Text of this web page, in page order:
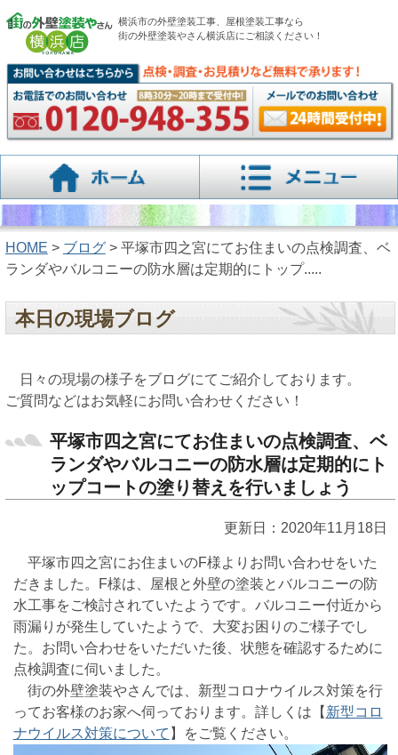
横浜市の外壁塗装工事、屋根塗装工事なら
街の外壁塗装やさん横浜店にご相談ください！
HOME > ブログ> 平塚市四之宮にてお住まいの点検調査、ベ
ランダやバルコニーの防水層は定期的にトップ.....
本日の現場ブログ
日々の現場の様子をブログにてご紹介しております。
ご質問などはお気軽にお問い合わせください！
平塚市四之宮にてお住まいの点検調査、ベ
ランダやバルコニーの防水層は定期的にト
ップコートの塗り替えを行いましょう
更新日：2020年11月18日
平塚市四之宮にお住まいのF様よりお問い合わせをいた
だきました。F様は、屋根と外壁の塗装とバルコニーの防
水工事をご検討されていたようです。バルコニー付近から
雨漏りが発生していたようで、大変お困りのご様子でし
た。お問い合わせをいただいた後、状態を確認するために
点検調査に伺いました。
街の外壁塗装やさんでは、新型コロナウイルス対策を行
ってお客様のお家へ伺っております。詳しくは【 新型コロ
ナウイルス対策について 】をご覧ください。